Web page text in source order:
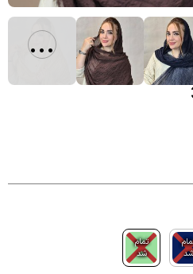
شد
تمام
شد
...